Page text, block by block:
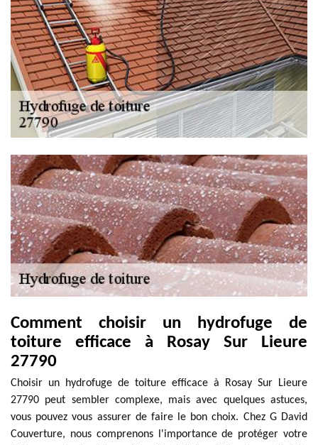
Comment choisir un hydrofuge de
toiture efficace à Rosay Sur Lieure
27790
Choisir un hydrofuge de toiture efficace à Rosay Sur Lieure
27790 peut sembler complexe, mais avec quelques astuces,
vous pouvez vous assurer de faire le bon choix. Chez G David
Couverture, nous comprenons l'importance de protéger votre